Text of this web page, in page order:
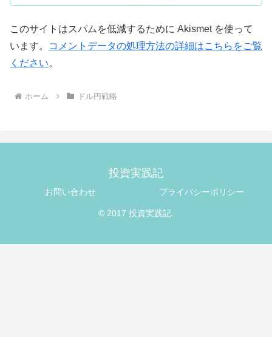
このサイトはスパムを低減するために Akismet を使って
います。
コメントデータの処理方法の詳細はこちらをご覧
ください。
ホーム ドル円戦略
投資実践記
お問い合わせ プライバシーポリシー
© 2017 投資実践記.